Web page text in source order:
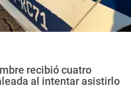
recibió cuatro
al intentar asistirlo